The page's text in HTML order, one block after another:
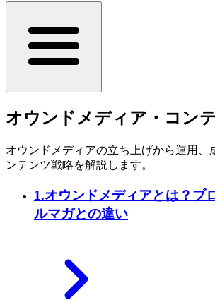
オウンドメディア・コン
オウンドメディアの立ち上げから運用、
ンテンツ戦略を解説します。
1.オウンドメディアとは？ブ
ルマガとの違い